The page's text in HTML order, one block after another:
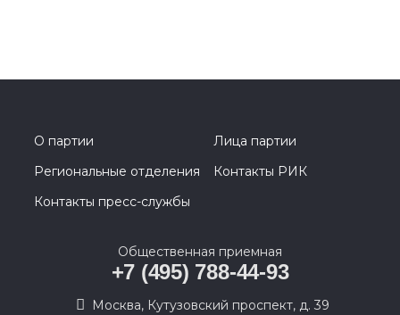
О партии
Лица партии
Региональные отделения
Контакты РИК
Контакты пресс-службы
Общественная приемная
+7 (495) 788-44-93
Москва, Кутузовский проспект, д. 39